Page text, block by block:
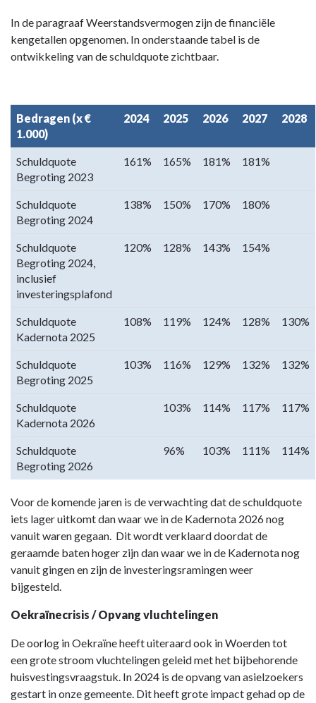
In de paragraaf Weerstandsvermogen zijn de financiële
kengetallen opgenomen. In onderstaande tabel is de
ontwikkeling van de schuldquote zichtbaar.
Bedragen (x €
1.000)
2024 2025 2026 2027 2028
Schuldquote
Begroting 2023
161% 165% 181% 181%
Schuldquote
Begroting 2024
138% 150% 170% 180%
Schuldquote
Begroting 2024,
inclusief
investeringsplafond
120% 128% 143% 154%
Schuldquote
Kadernota 2025
108% 119% 124% 128% 130%
Schuldquote
Begroting 2025
103% 116% 129% 132% 132%
Schuldquote
Kadernota 2026
103% 114% 117% 117%
Schuldquote
Begroting 2026
96% 103% 111% 114%
Voor de komende jaren is de verwachting dat de schuldquote
iets lager uitkomt dan waar we in de Kadernota 2026 nog
vanuit waren gegaan. Dit wordt verklaard doordat de
geraamde baten hoger zijn dan waar we in de Kadernota nog
vanuit gingen en zijn de investeringsramingen weer
bijgesteld.
Oekraïnecrisis / Opvang vluchtelingen
De oorlog in Oekraïne heeft uiteraard ook in Woerden tot
een grote stroom vluchtelingen geleid met het bijbehorende
huisvestingsvraagstuk. In 2024 is de opvang van asielzoekers
gestart in onze gemeente. Dit heeft grote impact gehad op de